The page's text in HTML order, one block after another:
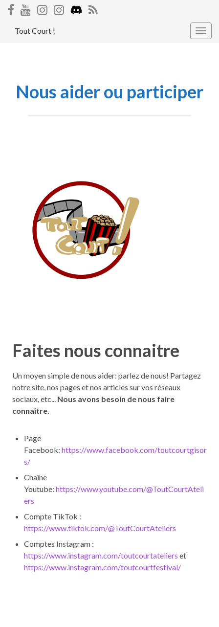
Tout Court !
Nous aider ou participer
Faites nous connaitre
Un moyen simple de nous aider: parlez de nous! Partagez
notre site, nos pages et nos articles sur vos réseaux
sociaux, etc... Nous avons besoin de nous faire
connaître.
Page
Facebook: https://www.facebook.com/toutcourtgisor
s/
Chaîne
Youtube: https://www.youtube.com/@ToutCourtAteli
ers
Compte TikTok :
https://www.tiktok.com/@ToutCourtAteliers
Comptes Instagram :
https://www.instagram.com/toutcourtateliers et
https://www.instagram.com/toutcourtfestival/